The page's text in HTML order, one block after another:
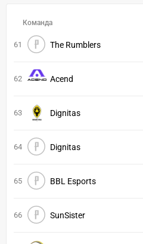
Команда
61 The Rumblers
62 Acend
63 Dignitas
64 Dignitas
65 BBL Esports
66 SunSister